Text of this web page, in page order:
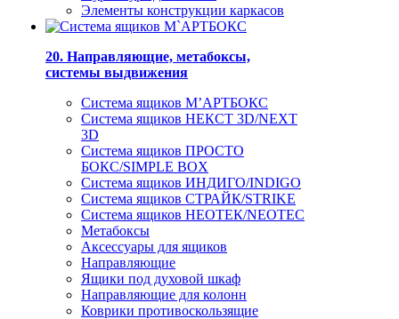
Элементы конструкции каркасов
20. Направляющие, метабоксы,
системы выдвижения
Система ящиков М’АРТБОКС
Система ящиков НЕКСТ 3D/NEXT
3D
Система ящиков ПРОСТО
БОКС/SIMPLE BOX
Система ящиков ИНДИГО/INDIGO
Система ящиков СТРАЙК/STRIKE
Система ящиков НЕОТЕК/NEOTEC
Метабоксы
Аксессуары для ящиков
Направляющие
Ящики под духовой шкаф
Направляющие для колонн
Коврики противоскользящие